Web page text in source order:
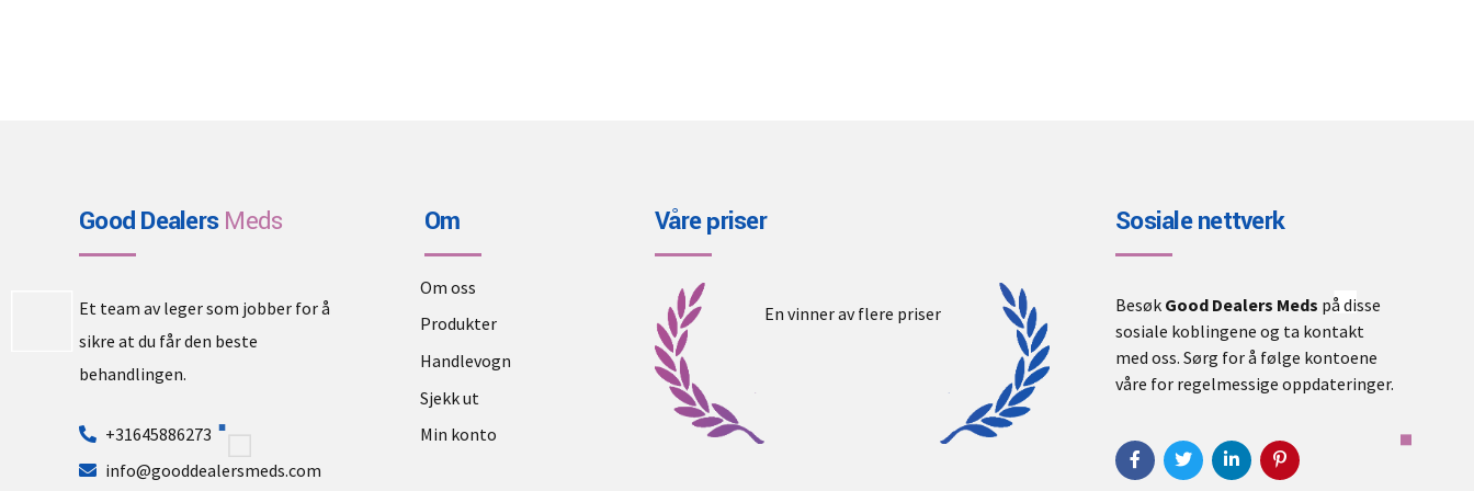
Good DealersMeds
Et team av leger som jobber for å
sikre at du får den beste
behandlingen.
+31645886273
info@gooddealersmeds.com
Om
Om oss
Produkter
Handlevogn
Sjekk ut
Min konto
Våre priser
En vinner av flere priser
Sosiale nettverk
Besøk Good Dealers Meds på disse
sosiale koblingene og ta kontakt
med oss. Sørg for å følge kontoene
våre for regelmessige oppdateringer.